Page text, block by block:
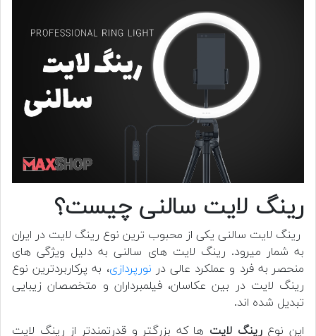
رینگ لایت سالنی چیست؟
رینگ لایت سالنی یکی از محبوب ترین نوع رینگ لایت در ایران
به شمار میرود. رینگ لایت های سالنی به دلیل ویژگی های
منحصر به فرد و عملکرد عالی در نورپردازی، به پرکاربردترین نوع
رینگ لایت در بین عکاسان، فیلمبرداران و متخصصان زیبایی
تبدیل شده اند.
این نوعرینگ لایت ها که بزرگتر و قدرتمندتر از رینگ لایت